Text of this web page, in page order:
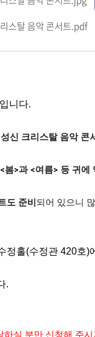
스탈 음악 콘서트.pdf
니다.
신 크리스탈 음악 콘
봄>과 <여름> 등 귀에
도 준비되어 있으니
정홀(수정관 420호)
.
실 분만 신청해 주